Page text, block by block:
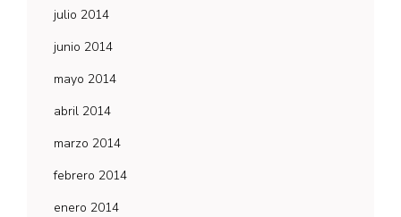
julio 2014
junio 2014
mayo 2014
abril 2014
marzo 2014
febrero 2014
enero 2014